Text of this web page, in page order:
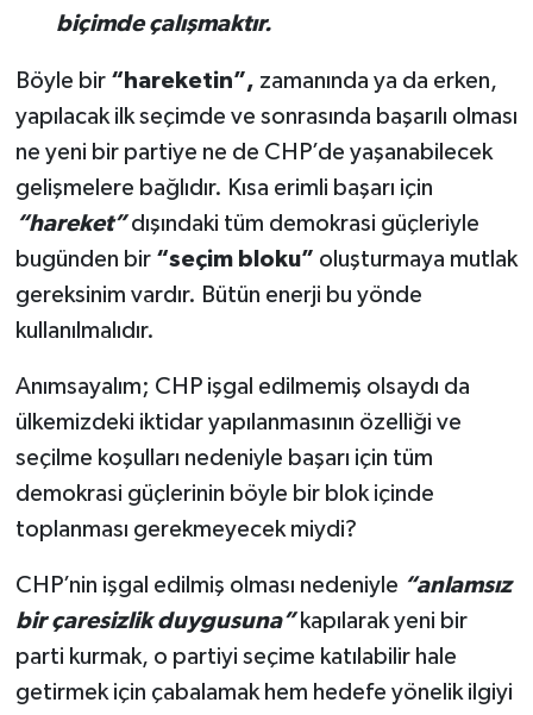
biçimde çalışmaktır.
Böyle bir “hareketin”, zamanında ya da erken,
yapılacak ilk seçimde ve sonrasında başarılı olması
ne yeni bir partiye ne de CHP’de yaşanabilecek
gelişmelere bağlıdır. Kısa erimli başarı için
“hareket”dışındaki tüm demokrasi güçleriyle
bugünden bir “seçim bloku” oluşturmaya mutlak
gereksinim vardır. Bütün enerji bu yönde
kullanılmalıdır.
Anımsayalım; CHP işgal edilmemiş olsaydı da
ülkemizdeki iktidar yapılanmasının özelliği ve
seçilme koşulları nedeniyle başarı için tüm
demokrasi güçlerinin böyle bir blok içinde
toplanması gerekmeyecek miydi?
CHP’nin işgal edilmiş olması nedeniyle “anlamsız
bir çaresizlik duygusuna”kapılarak yeni bir
parti kurmak, o partiyi seçime katılabilir hale
getirmek için çabalamak hem hedefe yönelik ilgiyi